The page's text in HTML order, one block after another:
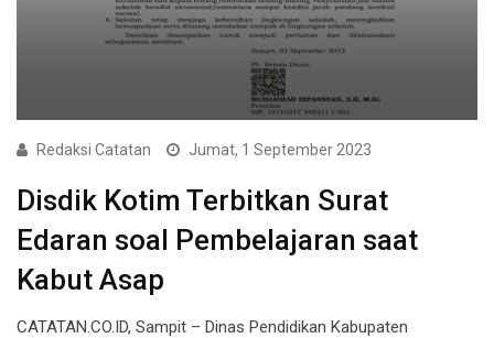
Redaksi Catatan Jumat, 1 September 2023
Disdik Kotim Terbitkan Surat
Edaran soal Pembelajaran saat
Kabut Asap
CATATAN.CO.ID, Sampit – Dinas Pendidikan Kabupaten